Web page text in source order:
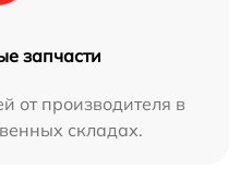
запчасти
от производителя в
складах.